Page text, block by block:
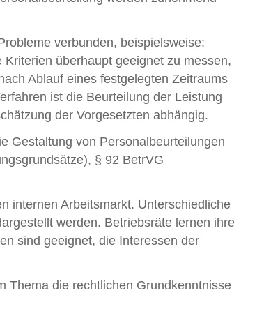
verbunden, beispielsweise:
überhaupt geeignet zu messen,
Ablauf eines festgelegten Zeitraums
ist die Beurteilung der Leistung
der Vorgesetzten abhängig.
Gestaltung von Personalbeurteilungen
§ 92 BetrVG
internen Arbeitsmarkt. Unterschiedliche
werden. Betriebsräte lernen ihre
sind geeignet, die Interessen der
Thema die rechtlichen Grundkenntnisse